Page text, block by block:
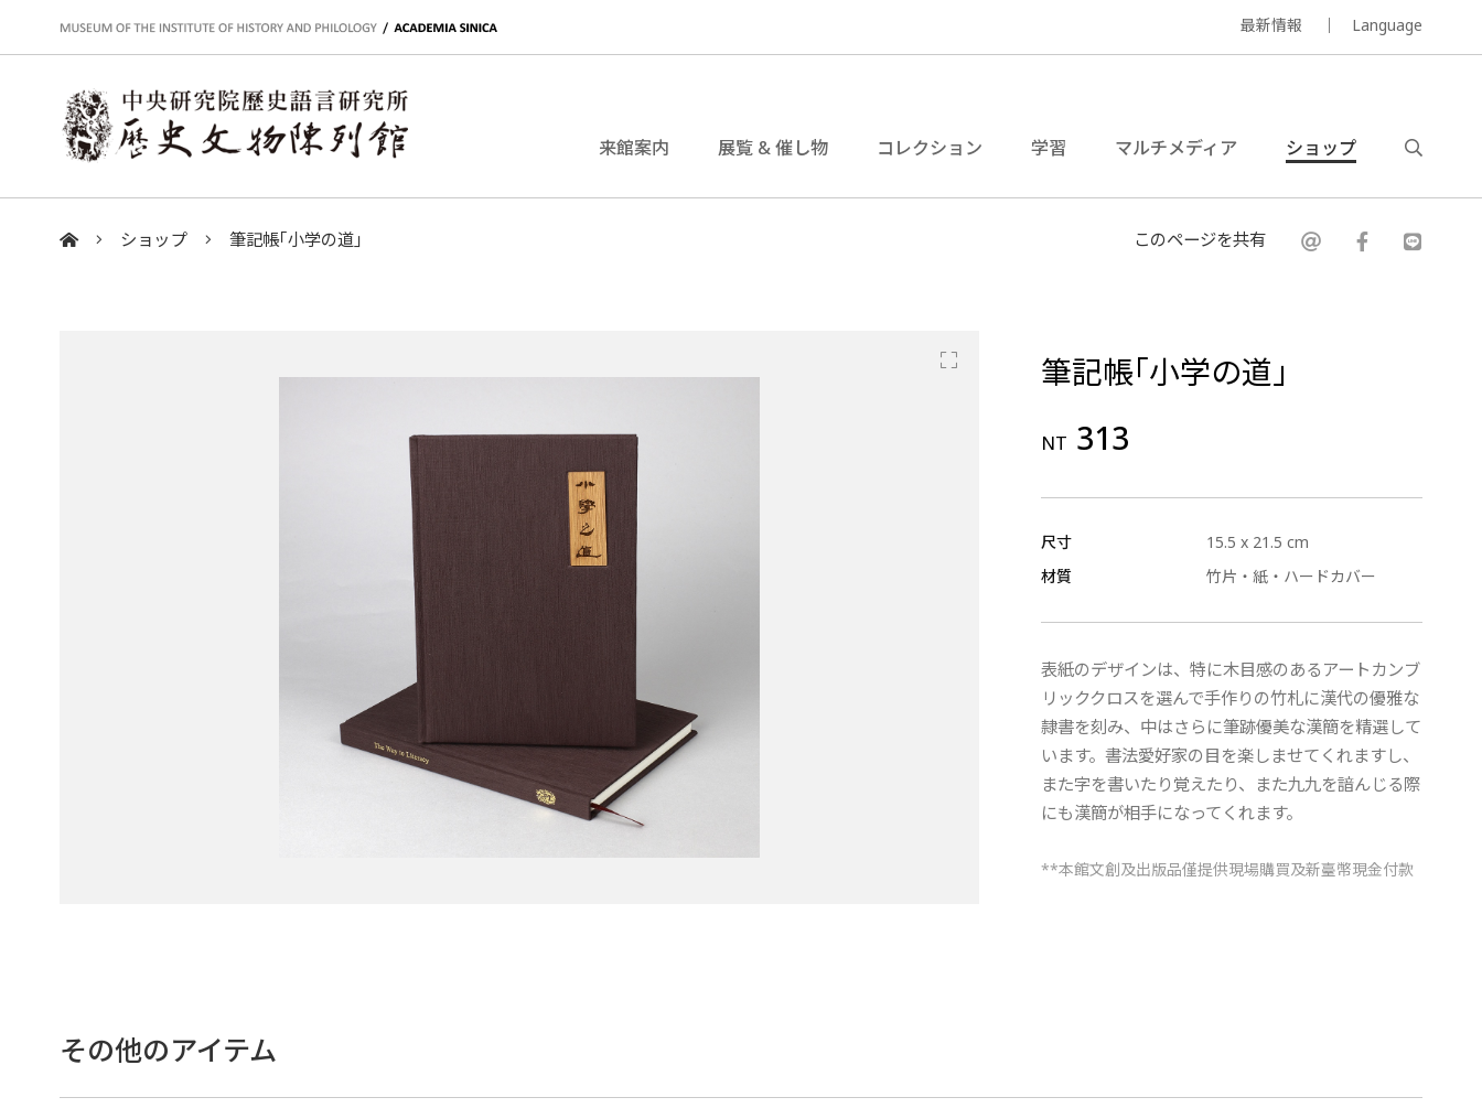
:::
最新情報 Language
来館案内 展覧 & 催し物 コレクション 学習 マルチメディア ショップ
ショップ 筆記帳｢小学の道｣ このページを共有
筆記帳｢小学の道｣
NT 313
尺寸
15.5 x 21.5 cm
材質
竹片・紙・ハードカバー
表紙のデザインは、特に木目感のあるアートカンブ
リッククロスを選んで手作りの竹札に漢代の優雅な
隷書を刻み、中はさらに筆跡優美な漢簡を精選して
います。書法愛好家の目を楽しませてくれますし、
また字を書いたり覚えたり、また九九を諳んじる際
にも漢簡が相手になってくれます。
**本館文創及出版品僅提供現場購買及新臺幣現金付款
その他のアイテム